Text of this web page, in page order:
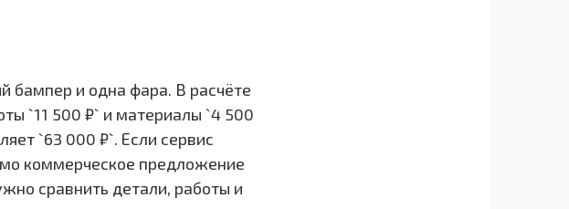
бампер и одна фара. В расчёте
`11 500 ₽` и материалы `4 500
`63 000 ₽`. Если сервис
коммерческое предложение
сравнить детали, работы и